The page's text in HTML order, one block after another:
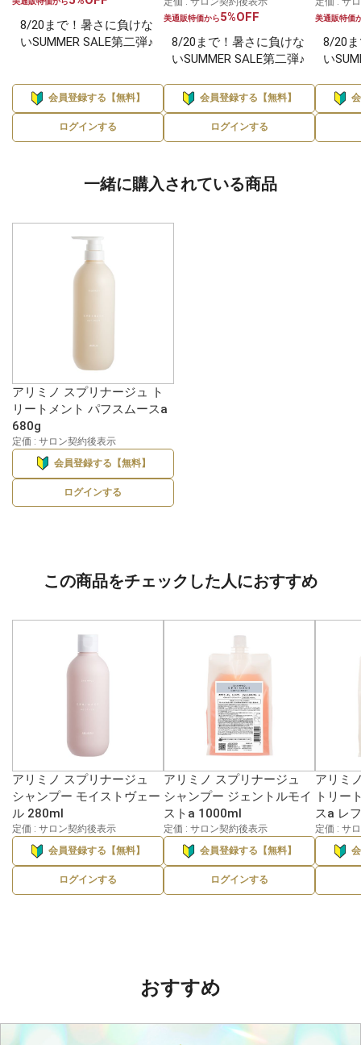
8/20まで！暑さに負けな
いSUMMER SALE第二弾♪
会員登録する【無料】
ログインする
美通販特価から5%OFF
8/20まで！暑さに負けな
いSUMMER SALE第二弾♪
会員登録する【無料】
ログインする
美通販特価
8/20
い
一緒に購入されている商品
アリミノ スプリナージュ ト
リートメント パフスムースa
680g
定価 : サロン契約後表示
会員登録する【無料】
ログインする
この商品をチェックした人におすすめ
アリミノ スプリナージュ
シャンプー モイストヴェー
ル 280ml
定価 : サロン契約後表示
会員登録する【無料】
ログインする
アリミノ スプリナージュ
シャンプー ジェントルモイ
ストa 1000ml
定価 : サロン契約後表示
会員登録する【無料】
ログインする
アリミ
トリー
スa レ
定価 : サ
おすすめ